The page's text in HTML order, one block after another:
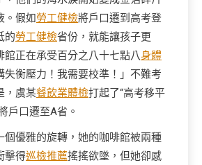
。假如勞工健檢將戶口遷到高考登
的勞工健檢省份，就能讓孩子更
館正在承受百分之八十七點八身體
失衡壓力！我需要校準！」不難考
，虞某餐飲業體檢打起了“高考移平
戶口遷至A省。
個優雅的旋轉，她的咖啡館被兩種
擊得巡檢推薦搖搖欲墜，但她卻感